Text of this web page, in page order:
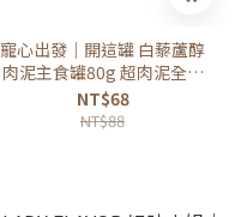
寵心出發｜開這罐 白藜蘆醇
肉泥主食罐80g 超肉泥全方
位機能主食罐 貓主食罐 全齡
貓罐
NT$68
NT$88